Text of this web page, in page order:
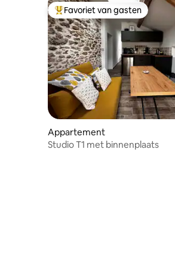
Topfavoriet van gasten
Favoriet van gasten
Appartement
Studio T1 met binnenplaats